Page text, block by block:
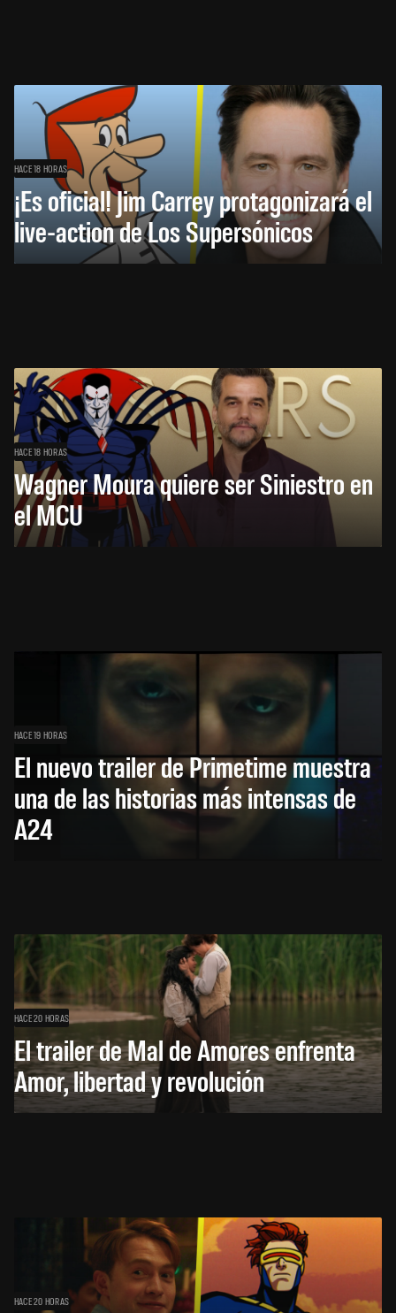
HACE 18 HORAS
¡Es oficial! Jim Carrey protagonizará el
live-action de Los Supersónicos
HACE 18 HORAS
Wagner Moura quiere ser Siniestro en
el MCU
HACE 19 HORAS
El nuevo trailer de Primetime muestra
una de las historias más intensas de
A24
HACE 20 HORAS
El trailer de Mal de Amores enfrenta
Amor, libertad y revolución
HACE 20 HORAS